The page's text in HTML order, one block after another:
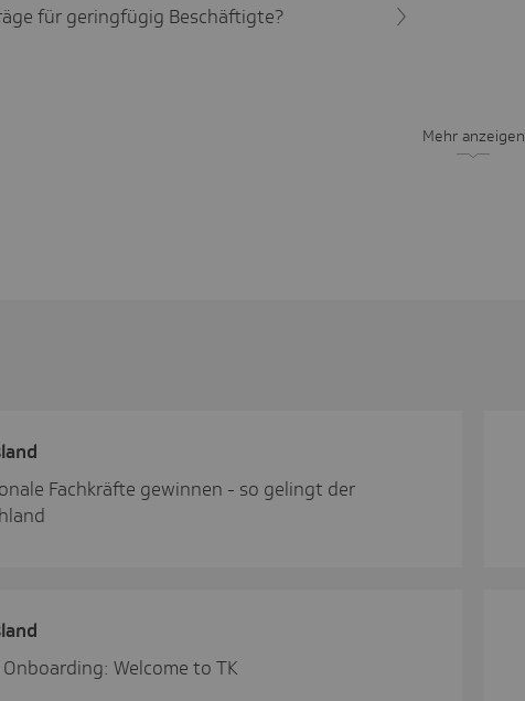
für geringfügig Beschäftigte?
Mehr anzeigen
Fachkräfte gewinnen - so gelingt der
Welcome to TK